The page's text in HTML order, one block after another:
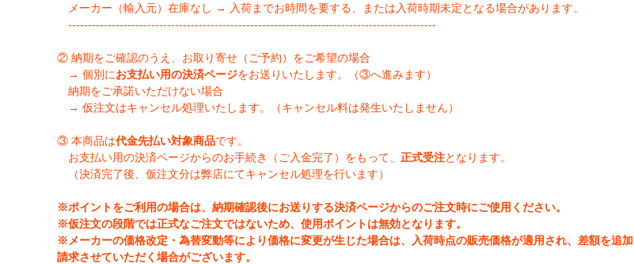
メーカー（輸入元）在庫なし → 入荷までお時間を要する、または入荷時期未定となる場合があります。
---------------------------------------------------------------------------------------------
② 納期をご確認のうえ、お取り寄せ（ご予約）をご希望の場合
→ 個別にお支払い用の決済ページをお送りいたします。（③へ進みます）
納期をご承諾いただけない場合
→ 仮注文はキャンセル処理いたします。（キャンセル料は発生いたしません）
③ 本商品は代金先払い対象商品です。
お支払い用の決済ページからのお手続き（ご入金完了）をもって、 正式受注となります。
（決済完了後、仮注文分は弊店にてキャンセル処理を行います）
※ポイントをご利用の場合は、納期確認後にお送りする決済ページからのご注文時にご使用ください。
※仮注文の段階では正式なご注文ではないため、使用ポイントは無効となります。
※メーカーの価格改定・為替変動等により価格に変更が生じた場合は、入荷時点の販売価格が適用され、差額を追加
請求させていただく場合がございます。